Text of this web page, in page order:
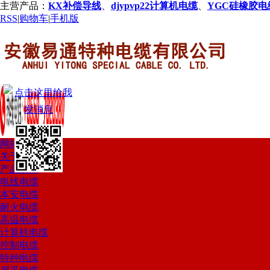
主营产品： KX补偿导线 djypvp22计算机电缆、 YGC硅橡胶电
RSS|购物车|手机版
网站首页
关于我们
产品展示
电线电缆
本安电缆
耐火电缆
高温电缆
计算机电缆
控制电缆
特种电缆